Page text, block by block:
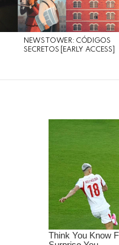
NEWS TOWER: CÓDIGOS
SECRETOS [EARLY ACCESS]